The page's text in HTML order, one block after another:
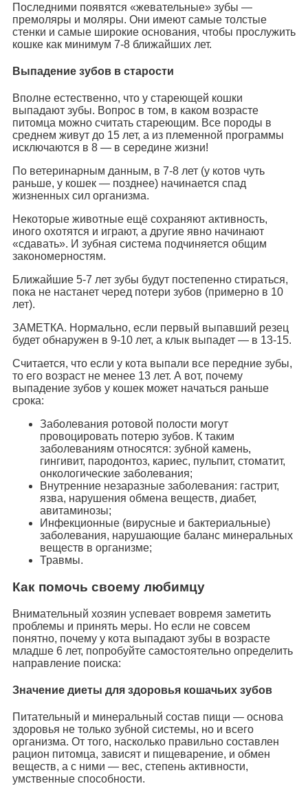
Последними появятся «жевательные» зубы —
премоляры и моляры. Они имеют самые толстые
стенки и самые широкие основания, чтобы прослужить
кошке как минимум 7-8 ближайших лет.
Выпадение зубов в старости
Вполне естественно, что у стареющей кошки
выпадают зубы. Вопрос в том, в каком возрасте
питомца можно считать стареющим. Все породы в
среднем живут до 15 лет, а из племенной программы
исключаются в 8 — в середине жизни!
По ветеринарным данным, в 7-8 лет (у котов чуть
раньше, у кошек — позднее) начинается спад
жизненных сил организма.
Некоторые животные ещё сохраняют активность,
иного охотятся и играют, а другие явно начинают
«сдавать». И зубная система подчиняется общим
закономерностям.
Ближайшие 5-7 лет зубы будут постепенно стираться,
пока не настанет черед потери зубов (примерно в 10
лет).
ЗАМЕТКА. Нормально, если первый выпавший резец
будет обнаружен в 9-10 лет, а клык выпадет — в 13-15.
Считается, что если у кота выпали все передние зубы,
то его возраст не менее 13 лет. А вот, почему
выпадение зубов у кошек может начаться раньше
срока:
Заболевания ротовой полости могут
провоцировать потерю зубов. К таким
заболеваниям относятся: зубной камень,
гингивит, пародонтоз, кариес, пульпит, стоматит,
онкологические заболевания;
Внутренние незаразные заболевания: гастрит,
язва, нарушения обмена веществ, диабет,
авитаминозы;
Инфекционные (вирусные и бактериальные)
заболевания, нарушающие баланс минеральных
веществ в организме;
Травмы.
Как помочь своему любимцу
Внимательный хозяин успевает вовремя заметить
проблемы и принять меры. Но если не совсем
понятно, почему у кота выпадают зубы в возрасте
младше 6 лет, попробуйте самостоятельно определить
направление поиска:
Значение диеты для здоровья кошачьих зубов
Питательный и минеральный состав пищи — основа
здоровья не только зубной системы, но и всего
организма. От того, насколько правильно составлен
рацион питомца, зависят и пищеварение, и обмен
веществ, а с ними — вес, степень активности,
умственные способности.